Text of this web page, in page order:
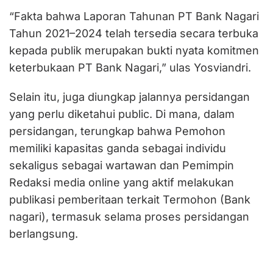
“Fakta bahwa Laporan Tahunan PT Bank Nagari
Tahun 2021–2024 telah tersedia secara terbuka
kepada publik merupakan bukti nyata komitmen
keterbukaan PT Bank Nagari,” ulas Yosviandri.
Selain itu, juga diungkap jalannya persidangan
yang perlu diketahui public. Di mana, dalam
persidangan, terungkap bahwa Pemohon
memiliki kapasitas ganda sebagai individu
sekaligus sebagai wartawan dan Pemimpin
Redaksi media online yang aktif melakukan
publikasi pemberitaan terkait Termohon (Bank
nagari), termasuk selama proses persidangan
berlangsung.